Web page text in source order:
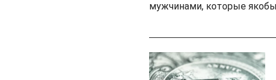
мужчинами, которые